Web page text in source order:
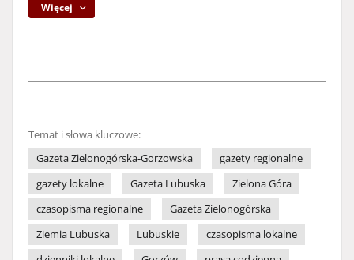
Więcej
Temat i słowa kluczowe:
Gazeta Zielonogórska-Gorzowska
gazety regionalne
gazety lokalne
Gazeta Lubuska
Zielona Góra
czasopisma regionalne
Gazeta Zielonogórska
Ziemia Lubuska
Lubuskie
czasopisma lokalne